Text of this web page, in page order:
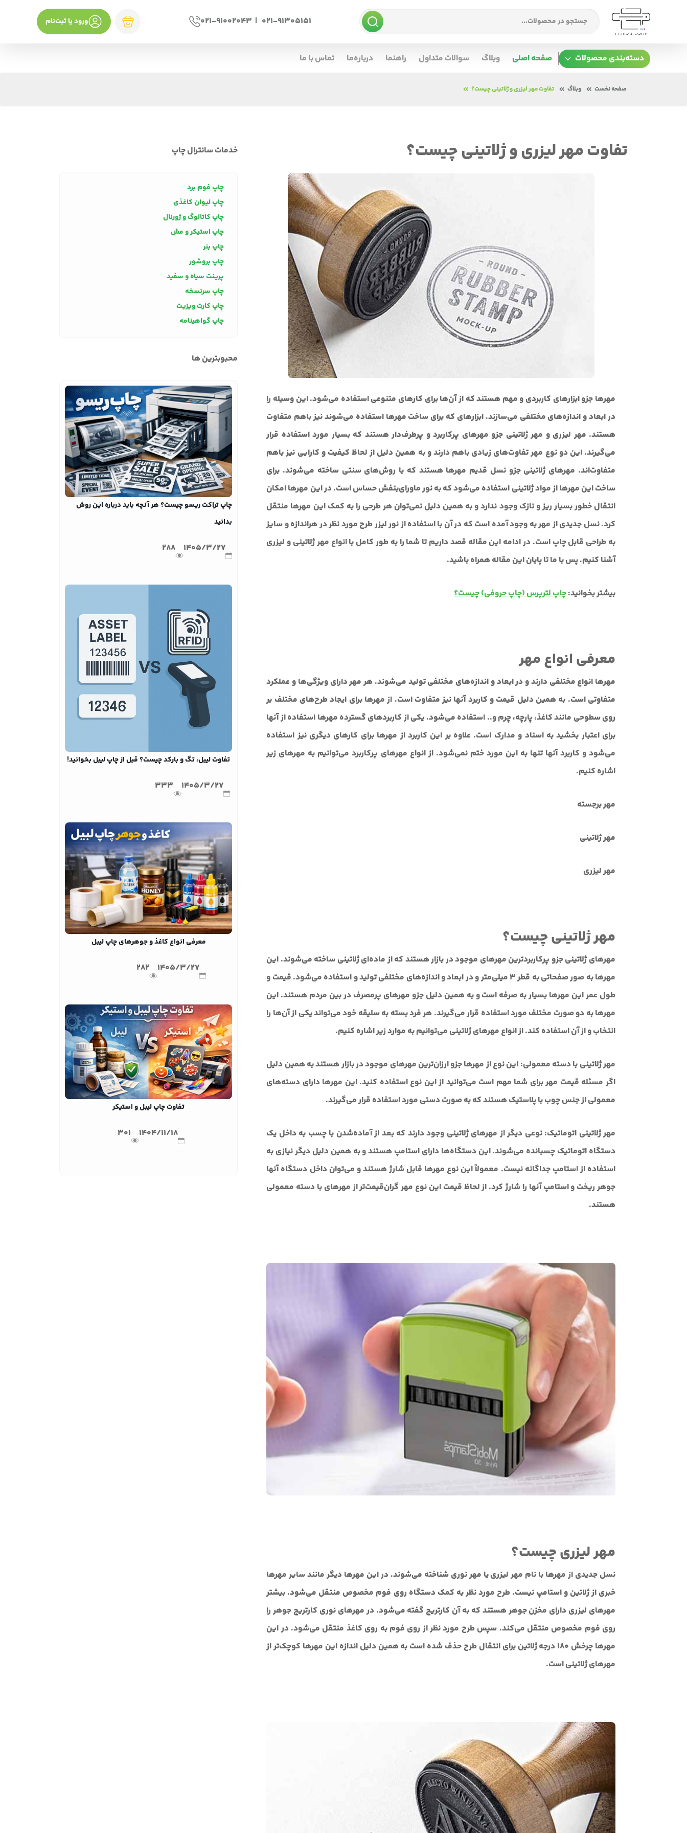
021-91305151
|
021-91002043 ورود یا ثبت‌نام
دسته‌بندی محصولات صفحه اصلی وبلاگ سوالات متداول راهنما درباره‌ما تماس با ما
صفحه نخست وبلاگ تفاوت مهر لیزری و ژلاتینی چیست؟
تفاوت مهر لیزری و ژلاتینی چیست؟
مهرها جزو ابزارهای کاربردی و مهم هستند که از آن‌ها برای کارهای متنوعی استفاده می‌شود. این وسیله را
در ابعاد و اندازه‌های مختلفی می‌سازند. ابزارهای که برای ساخت مهرها استفاده می‌شوند نیز باهم متفاوت
هستند. مهر لیزری و مهر ژلاتینی جزو مهرهای پرکاربرد و پرطرف‌دار هستند که بسیار مورد استفاده قرار
می‌گیرند. این دو نوع مهر تفاوت‌های زیادی باهم دارند و به همین دلیل از لحاظ کیفیت و کارایی نیز باهم
متفاوت‌اند. مهرهای ژلاتینی جزو نسل قدیم مهرها هستند که با روش‌های سنتی ساخته می‌شوند. برای
ساخت این مهرها از مواد ژلاتینی استفاده می‌شود که به نور ماورای‌بنفش حساس است. در این مهرها امکان
انتقال خطور بسیار ریز و نازک وجود ندارد و به همین دلیل نمی‌توان هر طرحی را به کمک این مهرها منتقل
کرد. نسل جدیدی از مهر به وجود آمده است که در آن با استفاده از نور لیزر طرح مورد نظر در هراندازه و سایز
به طراحی قابل چاپ است. در ادامه این مقاله قصد داریم تا شما را به طور کامل با انواع مهر ژلاتینی و لیزری
آشنا کنیم. پس با ما تا پایان این مقاله همراه باشید.
بیشتر بخوانید:چاپ لترپرس (چاپ حروفی) چیست؟
معرفی انواع مهر
مهرها انواع مختلفی دارند و در ابعاد و اندازه‌های مختلفی تولید می‌شوند. هر مهر دارای ویژگی‌ها و عملکرد
متفاوتی است. به همین دلیل قیمت و کاربرد آنها نیز متفاوت است. از مهرها برای ایجاد طرح‌های مختلف بر
روی سطوحی مانند کاغذ، پارچه، چرم و.. استفاده می‌شود. یکی از کاربردهای گسترده مهرها استفاده از آنها
برای اعتبار بخشید به اسناد و مدارک است. علاوه بر این کاربرد از مهرها برای کارهای دیگری نیز استفاده
می‌شود و کاربرد آنها تنها به این مورد ختم نمی‌شود. از انواع مهرهای پرکاربرد می‌توانیم به مهرهای زیر
اشاره کنیم.
مهر برجسته
مهر ژلاتینی
مهر لیزری
مهر ژلاتینی چیست؟
مهرهای ژلاتینی جزو پرکاربردترین مهرهای موجود در بازار هستند که از ماده‌ای ژلاتینی ساخته می‌شوند. این
مهرها به صور صفحاتی به قطر 3 میلی‌متر و در ابعاد و اندازه‌های مختلفی تولید و استفاده می‌شود. قیمت و
طول عمر این مهرها بسیار به صرفه است و به همین دلیل جزو مهرهای پرمصرف در بین مردم هستند. این
مهرها به دو صورت مختلف مورد استفاده قرار می‌گیرند. هر فرد بسته به سلیقه خود می‌تواند یکی از آن‌ها را
انتخاب و از آن استفاده کند. از انواع مهرهای ژلاتینی می‌توانیم به موارد زیر اشاره کنیم.
مهر ژلاتینی با دسته معمولی: این نوع از مهرها جزو ارزان‌ترین مهرهای موجود در بازار هستند به همین دلیل
اگر مسئله قیمت مهر برای شما مهم است می‌توانید از این نوع استفاده کنید. این مهرها دارای دسته‌های
معمولی از جنس چوب با پلاستیک هستند که به صورت دستی مورد استفاده قرار می‌گیرند.
مهر ژلاتینی اتوماتیک: نوعی دیگر از مهرهای ژلاتینی وجود دارند که بعد از آماده‌شدن با چسب به داخل یک
دستگاه اتوماتیک چسبانده می‌شوند. این دستگاه‌ها دارای استامپ هستند و به همین دلیل دیگر نیازی به
استفاده از استامپ جداگانه نیست. معمولاً این نوع مهرها قابل شارژ هستند و می‌توان داخل دستگاه آنها
جوهر ریخت و استامپ آنها را شارژ کرد. از لحاظ قیمت این نوع مهر گران‌قیمت‌تر از مهرهای با دسته معمولی
هستند.
مهر لیزری چیست؟
نسل جدیدی از مهرها با نام مهر لیزری یا مهر نوری شناخته می‌شوند. در این مهرها دیگر مانند سایر مهرها
خبری از ژلاتین و استامپ نیست. طرح مورد نظر به کمک دستگاه روی فوم مخصوص منتقل می‌شود. بیشتر
مهرهای لیزری دارای مخزن جوهر هستند که به آن کارتریج گفته می‌شود. در مهرهای نوری کارتریج جوهر را
روی فوم مخصوص منتقل می‌کند. سپس طرح مورد نظر از روی فوم به روی کاغذ منتقل می‌شود. در این
مهرها چرخش 180 درجه ژلاتین برای انتقال طرح حذف شده است به همین دلیل اندازه این مهرها کوچک‌تر از
مهرهای ژلاتینی است.
خدمات سانترال چاپ
چاپ فوم برد
چاپ لیوان کاغذی
چاپ کاتالوگ و ژورنال
چاپ استیکر و مش
چاپ بنر
چاپ بروشور
پرینت سیاه و سفید
چاپ سرنسخه
چاپ کارت ویزیت
چاپ گواهینامه
محبوبترین ها
چاپ تراکت ریسو چیست؟ هر آنچه باید درباره این روش
بدانید
1405/3/27
288
تفاوت لیبل، تگ و بارکد چیست؟ قبل از چاپ لیبل بخوانید!
1405/3/27
333
معرفی انواع کاغذ و جوهرهای چاپ لیبل
1405/3/27
282
تفاوت چاپ لیبل و استیکر
1404/11/18
301